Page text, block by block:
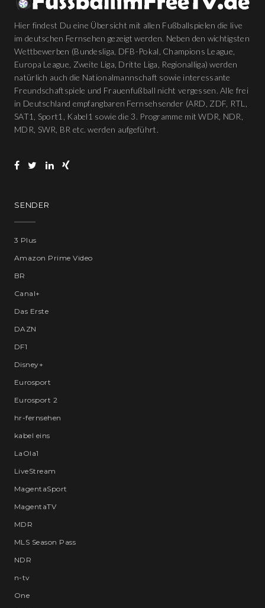
Hier findest Du eine Übersicht mit allen Fußballspielen die live
im deutschen Fernsehen gezeigt werden. Neben den wichtigsten
Wettbewerben (Bundesliga, DFB-Pokal, Champions League,
Europa League, Zweite Liga, Dritte Liga, Regionalliga) werden
natürlich auch die Nationalmannschaft sowie interessante
Freundschaftspiele und Frauenfußball nicht vergessen. Alle frei
in Deutschland empfangbaren Fernsehsender (ARD, ZDF, RTL,
SAT1, Sport1, Kabel1 sowie die 3. Programme mit WDR, NDR,
MDR, SWR, BR etc. werden aufgeführt.
SENDER
3 Plus
Amazon Prime Video
BR
Canal+
Das Erste
DAZN
DF1
Disney+
Eurosport
Eurosport 2
hr-fernsehen
kabel eins
LaOla1
LiveStream
MagentaSport
MagentaTV
MDR
MLS Season Pass
NDR
n-tv
One